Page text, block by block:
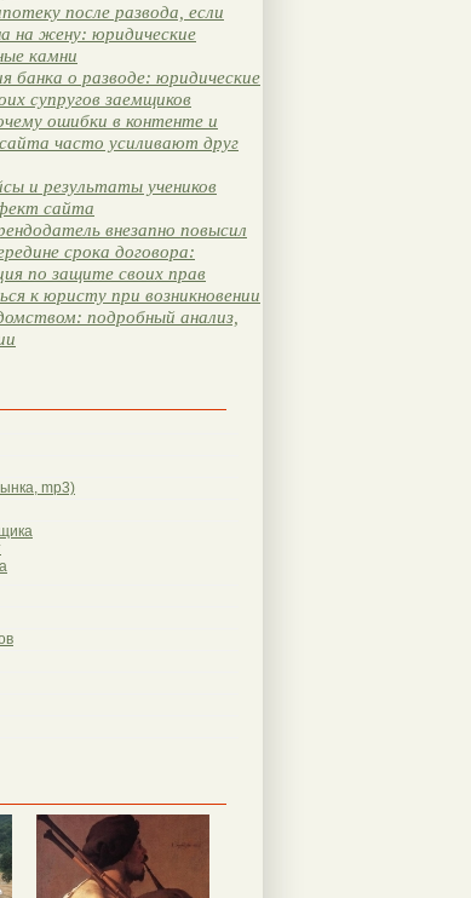
после развода, если
на жену: юридические
камни
банка о разводе: юридические
супругов заемщиков
ошибки в контенте и
часто усиливают друг
и результаты учеников
сайта
внезапно повысил
срока договора:
по защите своих прав
к юристу при возникновении
подробный анализ,
mp3)